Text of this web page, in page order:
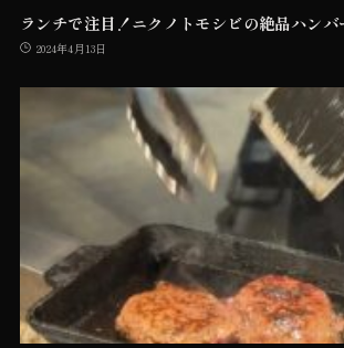
ランチで注目！ニクノトモシビの絶品ハン
2024年4月13日